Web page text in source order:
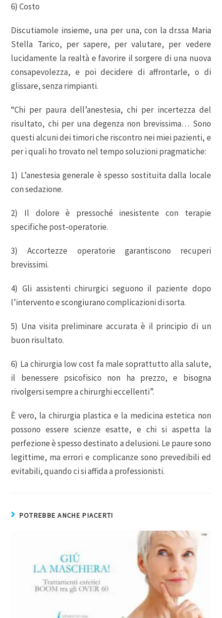
6) Costo
Discutiamole insieme, una per una, con la dr.ssa Maria
Stella Tarico, per sapere, per valutare, per vedere
lucidamente la realtà e favorire il sorgere di una nuova
consapevolezza, e poi decidere di affrontarle, o di
glissare, senza rimpianti.
“Chi per paura dell’anestesia, chi per incertezza del
risultato, chi per una degenza non brevissima… Sono
questi alcuni dei timori che riscontro nei miei pazienti, e
per i quali ho trovato nel tempo soluzioni pragmatiche:
1) L’anestesia generale è spesso sostituita dalla locale
con sedazione.
2) Il dolore è pressoché inesistente con terapie
specifiche post-operatorie.
3) Accortezze operatorie garantiscono recuperi
brevissimi.
4) Gli assistenti chirurgici seguono il paziente dopo
l’intervento e scongiurano complicazioni di sorta.
5) Una visita preliminare accurata è il principio di un
buon risultato.
6) La chirurgia low cost fa male soprattutto alla salute,
il benessere psicofisico non ha prezzo, e bisogna
rivolgersi sempre a chirurghi eccellenti”.
È vero, la chirurgia plastica e la medicina estetica non
possono essere scienze esatte, e chi si aspetta la
perfezione è spesso destinato a delusioni. Le paure sono
legittime, ma errori e complicanze sono prevedibili ed
evitabili, quando ci si affida a professionisti.
POTREBBE ANCHE PIACERTI